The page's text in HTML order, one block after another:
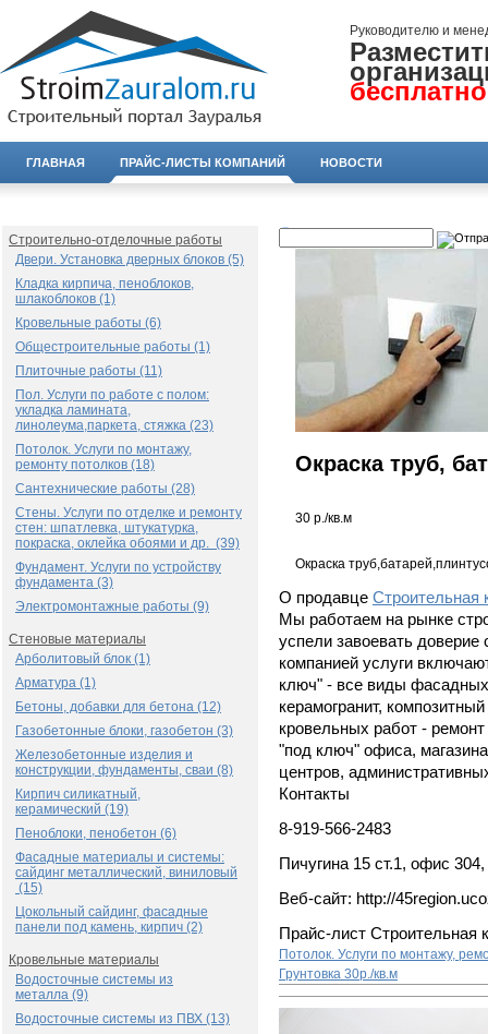
Руководителю и
бесплатно
ГЛАВНАЯ ПРАЙС-ЛИСТЫ КОМПАНИЙ НОВОСТИ
Строительно-отделочные работы
Двери. Установка дверных блоков (5)
Кладка кирпича, пеноблоков,
шлакоблоков (1)
Кровельные работы (6)
Общестроительные работы (1)
Плиточные работы (11)
Пол. Услуги по работе с полом:
укладка ламината,
линолеума,паркета, стяжка (23)
Потолок. Услуги по монтажу,
ремонту потолков (18)
Сантехнические работы (28)
Стены. Услуги по отделке и ремонту
стен: шпатлевка, штукатурка,
покраска, оклейка обоями и др. (39)
Фундамент. Услуги по устройству
фундамента (3)
Электромонтажные работы (9)
Стеновые материалы
Арболитовый блок (1)
Арматура (1)
Бетоны, добавки для бетона (12)
Газобетонные блоки, газобетон (3)
Железобетонные изделия и
конструкции, фундаменты, сваи (8)
Кирпич силикатный,
керамический (19)
Пеноблоки, пенобетон (6)
Фасадные материалы и системы:
сайдинг металлический, виниловый
(15)
Цокольный сайдинг, фасадные
панели под камень, кирпич (2)
Кровельные материалы
Водосточные системы из
металла (9)
Водосточные системы из ПВХ (13)
Окраска труб,
30 р./кв.м
Окраска
О продавце
Мы работаем на рынке
успели завоевать
компанией услуги
ключ" - все виды
керамогранит,
кровельных работ -
"под ключ" офиса,
центров,
Контакты
8-919-566-2483
Пичугина 15 ст.1, офис
Веб-сайт: http://
Прайс-лист
Потолок. Услуги по монтажу,
Грунтовка 30р./кв.м